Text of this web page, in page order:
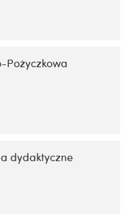
Pożyczkowa
dydaktyczne